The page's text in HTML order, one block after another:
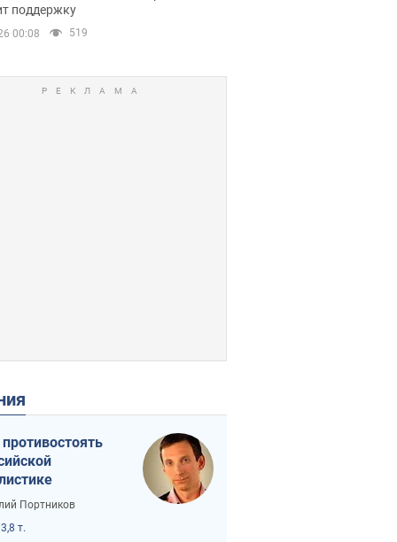
складским
поддержку
00:08 519
Портников
т.